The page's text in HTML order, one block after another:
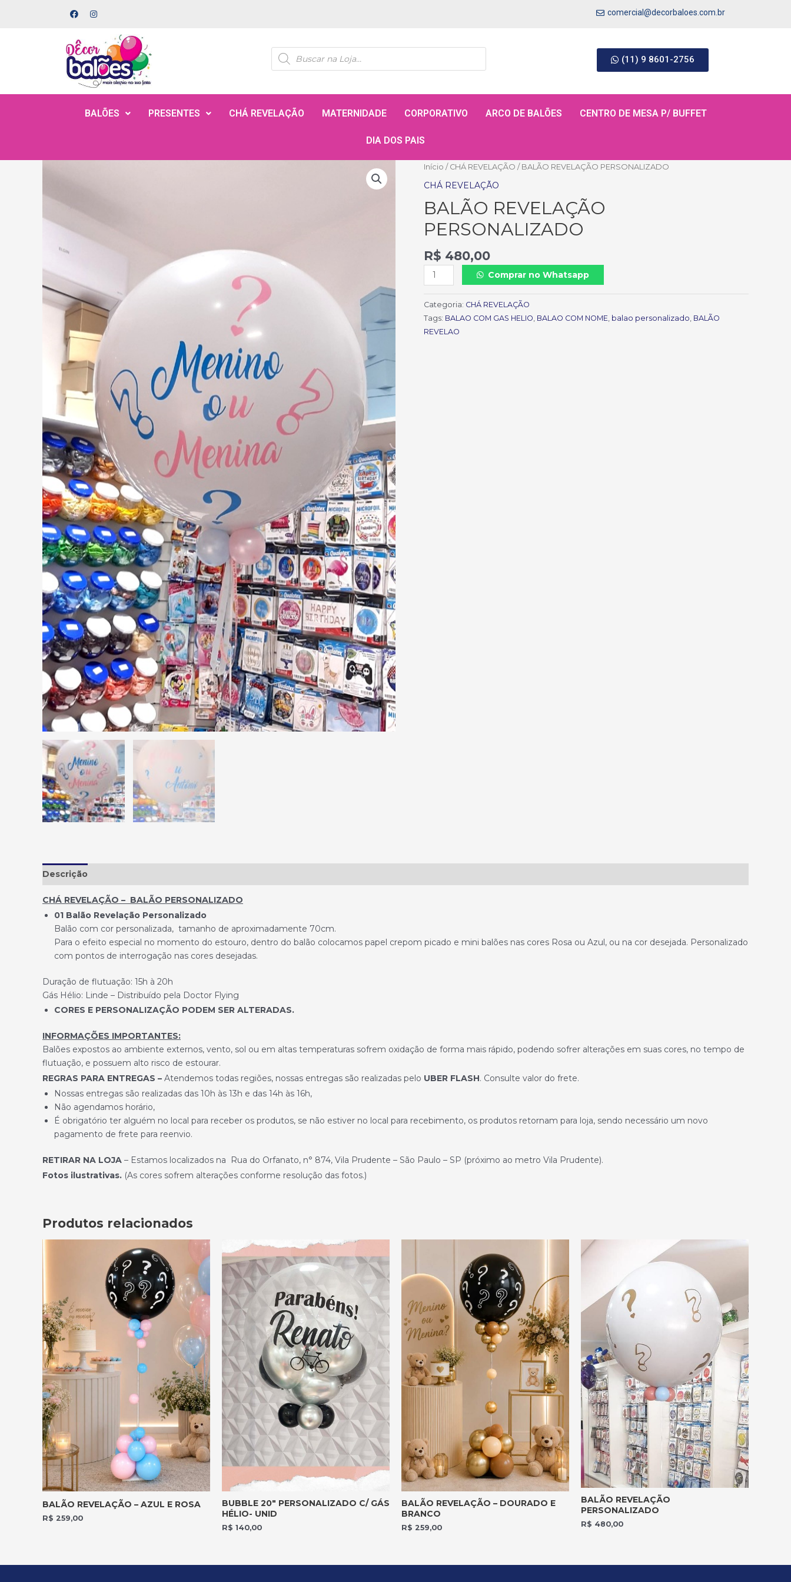
comercial@decorbaloes.com.br
(11) 9 8601-2756
BALÕES PRESENTES CHÁ REVELAÇÃO MATERNIDADE CORPORATIVO ARCO DE BALÕES CENTRO DE MESA P/ BUFFET
DIA DOS PAIS
Início / CHÁ REVELAÇÃO / BALÃO REVELAÇÃO PERSONALIZADO
CHÁ REVELAÇÃO
BALÃO REVELAÇÃO
PERSONALIZADO
R$ 480,00
Comprar no Whatsapp
Categoria: CHÁ REVELAÇÃO
Tags: BALAO COM GAS HELIO, BALAO COM NOME, balao personalizado, BALÃO
REVELAO
Descrição
CHÁ REVELAÇÃO – BALÃO PERSONALIZADO
01 Balão Revelação Personalizado
Balão com cor personalizada, tamanho de aproximadamente 70cm.
Para o efeito especial no momento do estouro, dentro do balão colocamos papel crepom picado e mini balões nas cores Rosa ou Azul, ou na cor desejada. Personalizado
com pontos de interrogação nas cores desejadas.
Duração de flutuação: 15h à 20h
Gás Hélio: Linde – Distribuído pela Doctor Flying
CORES E PERSONALIZAÇÃO PODEM SER ALTERADAS.
INFORMAÇÕES IMPORTANTES:
Balões expostos ao ambiente externos, vento, sol ou em altas temperaturas sofrem oxidação de forma mais rápido, podendo sofrer alterações em suas cores, no tempo de
flutuação, e possuem alto risco de estourar.
REGRAS PARA ENTREGAS – Atendemos todas regiões, nossas entregas são realizadas pelo UBER FLASH. Consulte valor do frete.
Nossas entregas são realizadas das 10h às 13h e das 14h às 16h,
Não agendamos horário,
É obrigatório ter alguém no local para receber os produtos, se não estiver no local para recebimento, os produtos retornam para loja, sendo necessário um novo
pagamento de frete para reenvio.
RETIRAR NA LOJA – Estamos localizados na Rua do Orfanato, n° 874, Vila Prudente – São Paulo – SP (próximo ao metro Vila Prudente).
Fotos ilustrativas. (As cores sofrem alterações conforme resolução das fotos.)
Produtos relacionados
BALÃO REVELAÇÃO – AZUL E ROSA
R$ 259,00
BUBBLE 20″ PERSONALIZADO C/ GÁS
HÉLIO- UNID
R$ 140,00
BALÃO REVELAÇÃO – DOURADO E
BRANCO
R$ 259,00
BALÃO REVELAÇÃO
PERSONALIZADO
R$ 480,00